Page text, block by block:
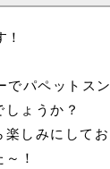
申込書ダウンロード
ウェブ入居申込
でパペットス
ょうか？
しみにして
！